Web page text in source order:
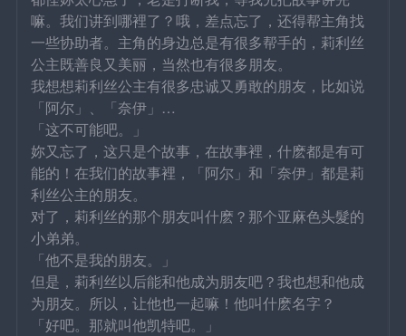
嘛。我们讲到哪裡了？哦，差点忘了，还得帮主角找
一些协助者。主角的身边总是有很多帮手的，莉利丝
公主既善良又美丽，当然也有很多朋友。
我想想莉利丝公主有很多忠诚又勇敢的朋友，比如说
「阿尔」、「奈伊」…
「这不可能吧。」
妳又忘了，这只是个故事，在故事裡，什麽都是有可
能的！在我们的故事裡，「阿尔」和「奈伊」都是莉
利丝公主的朋友。
对了，莉利丝的那个朋友叫什麽？那个亚麻色头髮的
小弟弟。
「他不是我的朋友。」
但是，莉利丝以后能和他成为朋友吧？我也想和他成
为朋友。所以，让他也一起嘛！他叫什麽名字？
「好吧。那就叫他凯特吧。」